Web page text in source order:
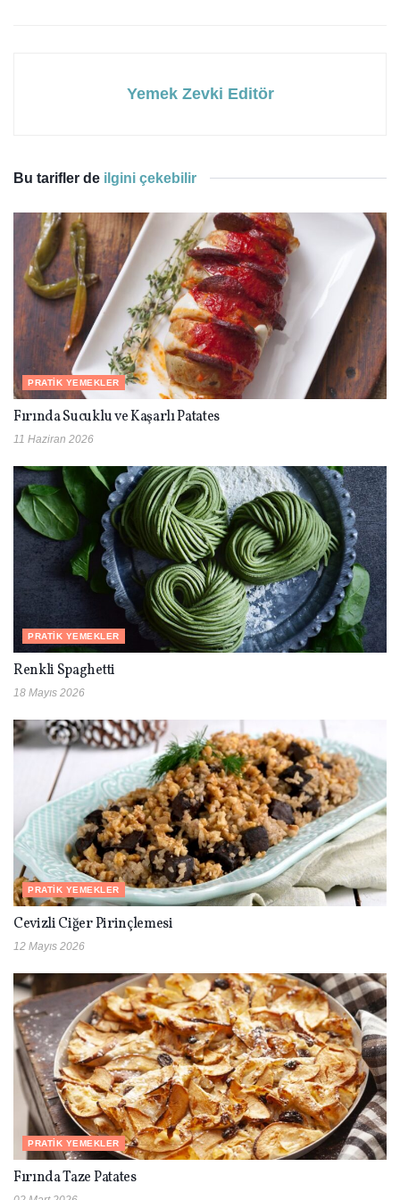
Yemek Zevki Editör
Bu tarifler de ilgini çekebilir
PRATIK YEMEKLER
Fırında Sucuklu ve Kaşarlı Patates
11 Haziran 2026
PRATIK YEMEKLER
Renkli Spaghetti
18 Mayıs 2026
PRATIK YEMEKLER
Cevizli Ciğer Pirinçlemesi
12 Mayıs 2026
PRATIK YEMEKLER
Fırında Taze Patates